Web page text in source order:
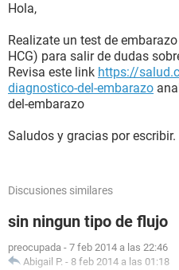
Hola,
Realizate un test de
HCG) para salir de dudas
Revisa este link https://
diagnostico-del-embarazo
del-embarazo
Saludos y gracias por escribir.
Discusiones similares
sin ningun tipo de flujo
preocupada - 7 feb 2014 a las 22:46
Abigail P. - 8 feb 2014 a las 01:18